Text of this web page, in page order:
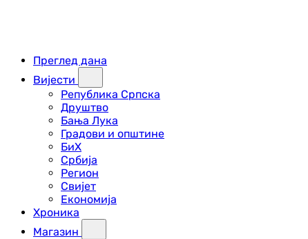
Преглед дана
Вијести
Република Српска
Друштво
Бања Лука
Градови и општине
БиХ
Србија
Регион
Свијет
Економија
Хроника
Магазин